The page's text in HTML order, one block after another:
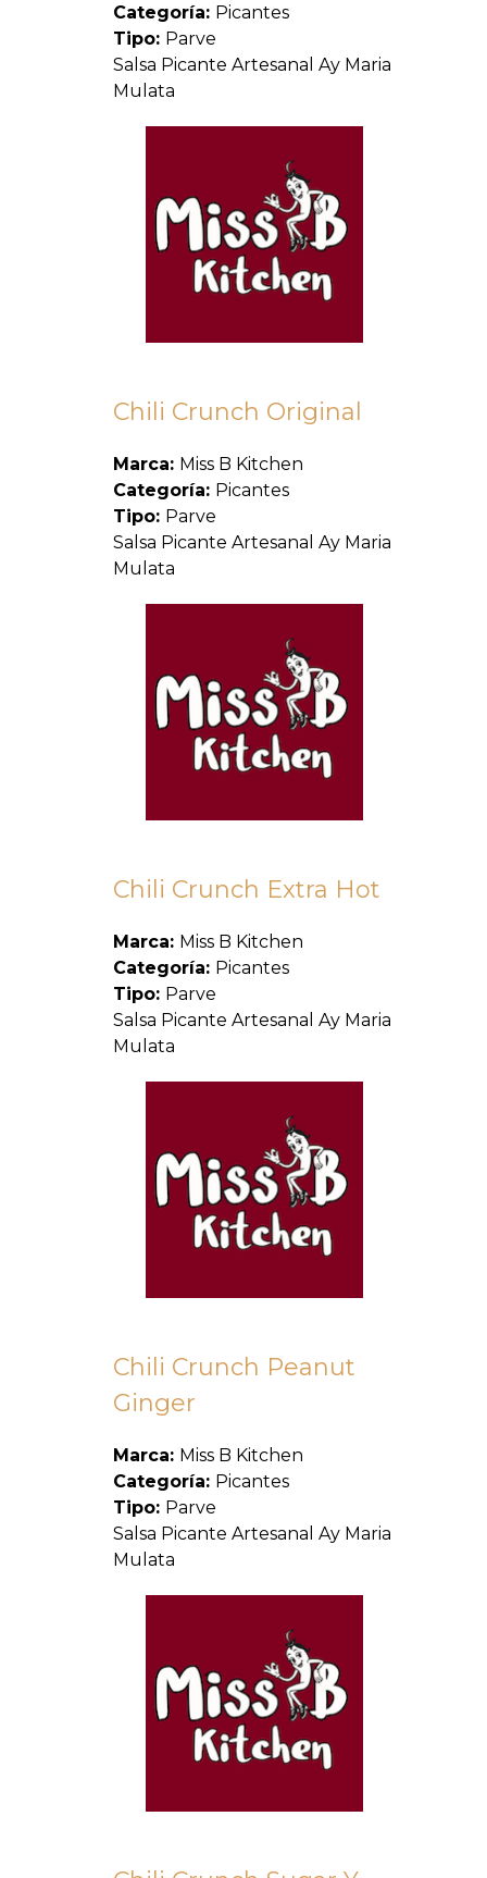
Categoría: Picantes
Tipo: Parve
Salsa Picante Artesanal Ay Maria
Mulata
Chili Crunch Original
Marca: Miss B Kitchen
Categoría: Picantes
Tipo: Parve
Salsa Picante Artesanal Ay Maria
Mulata
Chili Crunch Extra Hot
Marca: Miss B Kitchen
Categoría: Picantes
Tipo: Parve
Salsa Picante Artesanal Ay Maria
Mulata
Chili Crunch Peanut
Ginger
Marca: Miss B Kitchen
Categoría: Picantes
Tipo: Parve
Salsa Picante Artesanal Ay Maria
Mulata